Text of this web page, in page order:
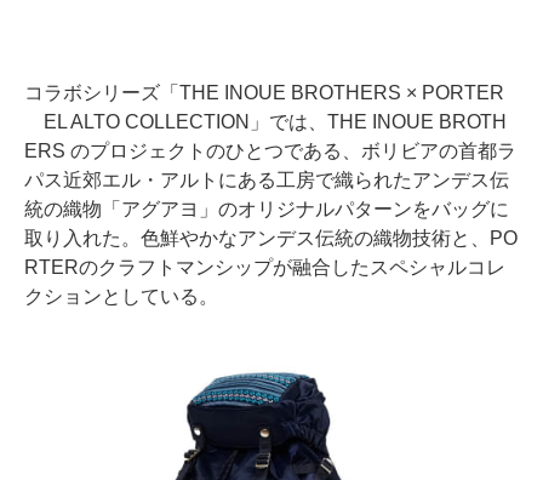
コラボシリーズ「THE INOUE BROTHERS × PORTER
EL ALTO COLLECTION」では、THE INOUE BROTH
ERS のプロジェクトのひとつである、ボリビアの首都ラ
パス近郊エル・アルトにある工房で織られたアンデス伝
統の織物「アグアヨ」のオリジナルパターンをバッグに
取り入れた。色鮮やかなアンデス伝統の織物技術と、PO
RTERのクラフトマンシップが融合したスペシャルコレ
クションとしている。